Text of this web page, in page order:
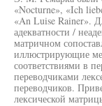
«Nocturne», «Ich
«An Luise Rainer».
адекватности /
матричном
иллюстрирующие
соответствиями в
переводчиками
переводчиков.
лексической